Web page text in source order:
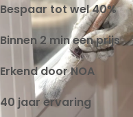
Bespaar tot wel 40%
Binnen 2 min een prijs
Erkend door NOA
40 jaar ervaring